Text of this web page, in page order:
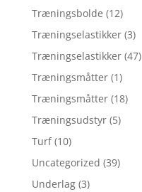
Træningsbolde (12)
Træningselastikker (3)
Træningselastikker (47)
Træningsmåtter (1)
Træningsmåtter (18)
Træningsudstyr (5)
Turf (10)
Uncategorized (39)
Underlag (3)